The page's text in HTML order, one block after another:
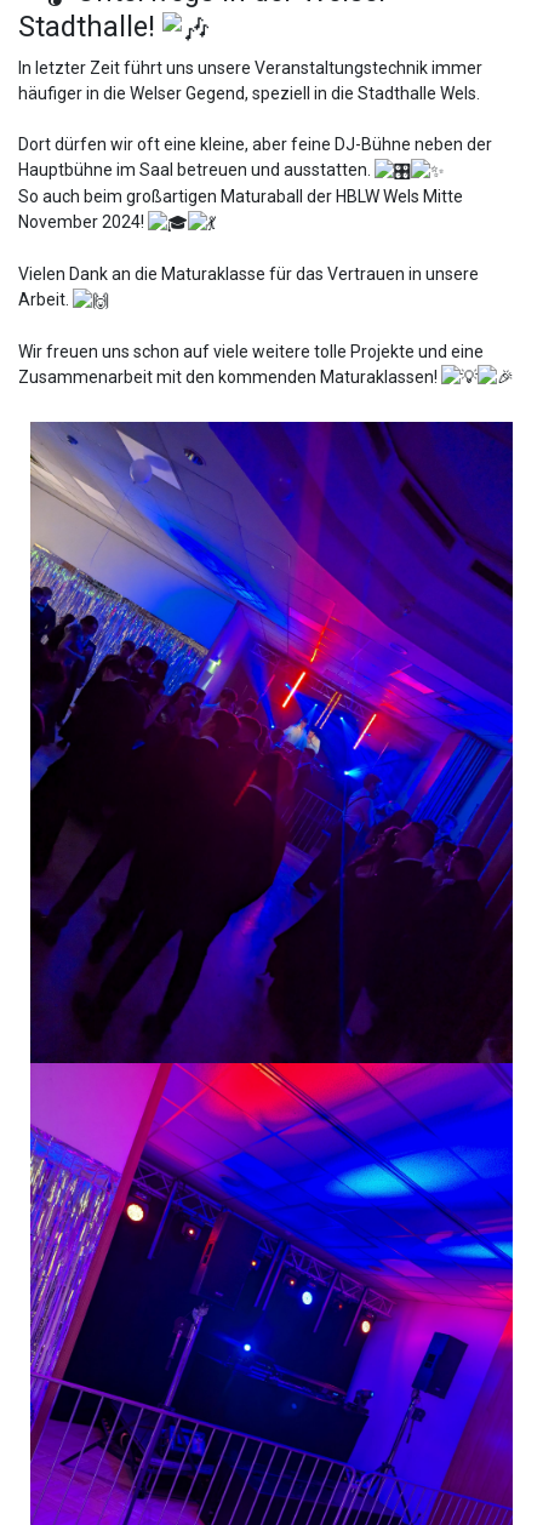
Stadthalle!
In letzter Zeit führt uns unsere Veranstaltungstechnik immer
häufiger in die Welser Gegend, speziell in die Stadthalle Wels.
Dort dürfen wir oft eine kleine, aber feine DJ-Bühne neben der
Hauptbühne im Saal betreuen und ausstatten.
So auch beim großartigen Maturaball der HBLW Wels Mitte
November 2024!
Vielen Dank an die Maturaklasse für das Vertrauen in unsere
Arbeit.
Wir freuen uns schon auf viele weitere tolle Projekte und eine
Zusammenarbeit mit den kommenden Maturaklassen!